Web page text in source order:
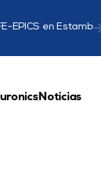
EPICS en Estambul
Noticias